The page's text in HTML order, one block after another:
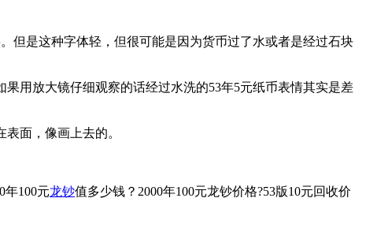
是这种字体轻，但很可能是因为货币过了水或者是经过石块
用放大镜仔细观察的话经过水洗的53年5元纸币表情其实是差
面，像画上去的。
年100元龙钞值多少钱？2000年100元龙钞价格?53版10元回收价